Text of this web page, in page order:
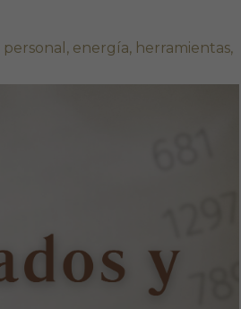
, energía, herramientas,